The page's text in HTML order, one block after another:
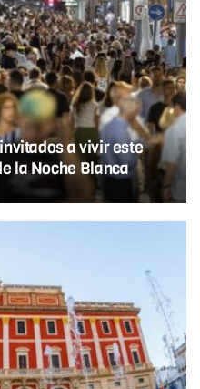
a vivir este
la Noche Blanca